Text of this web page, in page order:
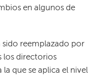
en algunos de
sido reemplazado por
los directorios
la que se aplica el nivel